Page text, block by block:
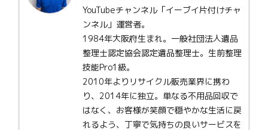
YouTubeチャンネル「イーブイ片付けチャ
ンネル」運営者。
1984年大阪府生まれ。一般社団法人遺品
整理士認定協会認定遺品整理士。生前整理
技能Pro1級。
2010年よりリサイクル販売業界に携わ
り、2014年に独立。単なる不用品回収で
はなく、お客様が笑顔で穏やかな生活に戻
れるよう、丁寧で気持ちの良いサービスを